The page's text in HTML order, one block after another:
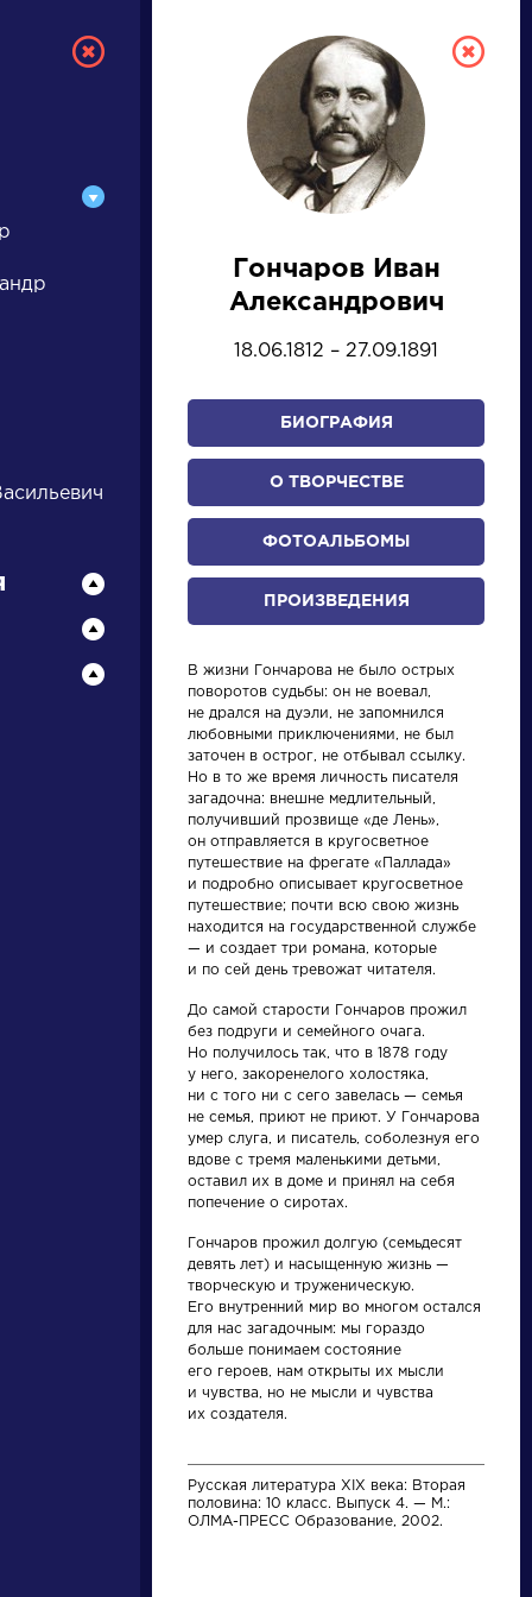
РУССКАЯ
ЛИТЕРАТУРА
УРОКОВ И ЕГЭ
Д М
писатели
произведения
персонажи
Найти
Словарь
Литература. 8
класс: Учебная
Словарь
аллегория
Розенталь Д.Э.
Гончаров Иван
Александрович
18.06.1812 – 27.09.1891
БИОГРАФИЯ
О ТВОРЧЕСТВЕ
ФОТОАЛЬБОМЫ
ПРОИЗВЕДЕНИЯ
В жизни Гончарова не было острых
поворотов судьбы: он не воевал,
не дрался на дуэли, не запомнился
любовными приключениями, не был
заточен в острог, не отбывал ссылку.
Но в то же время личность писателя
загадочна: внешне медлительный,
получивший прозвище «де Лень»,
он отправляется в кругосветное
путешествие на фрегате «Паллада»
и подробно описывает кругосветное
путешествие; почти всю свою жизнь
находится на государственной службе
— и создает три романа, которые
и по сей день тревожат читателя.
До самой старости Гончаров прожил
без подруги и семейного очага.
Но получилось так, что в 1878 году
у него, закоренелого холостяка,
ни с того ни с сего завелась — семья
не семья, приют не приют. У Гончарова
умер слуга, и писатель, соболезнуя его
вдове с тремя маленькими детьми,
оставил их в доме и принял на себя
попечение о сиротах.
Гончаров прожил долгую (семьдесят
девять лет) и насыщенную жизнь —
творческую и труженическую.
Его внутренний мир во многом остался
для нас загадочным: мы гораздо
больше понимаем состояние
его героев, нам открыты их мысли
и чувства, но не мысли и чувства
их создателя.
Русская литература XIX века: Вторая
половина: 10 класс. Выпуск 4. — М.:
ОЛМА-ПРЕСС Образование, 2002.